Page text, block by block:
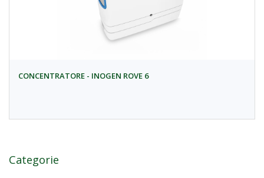
CONCENTRATORE - INOGEN ROVE 6
Categorie